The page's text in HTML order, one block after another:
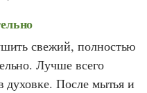
свежий, полностью
Лучше всего
духовке. После мытья и